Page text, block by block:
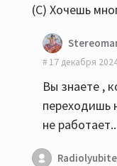
(С) Хочешь
17 декабря
Вы знаете ,
переходишь
не